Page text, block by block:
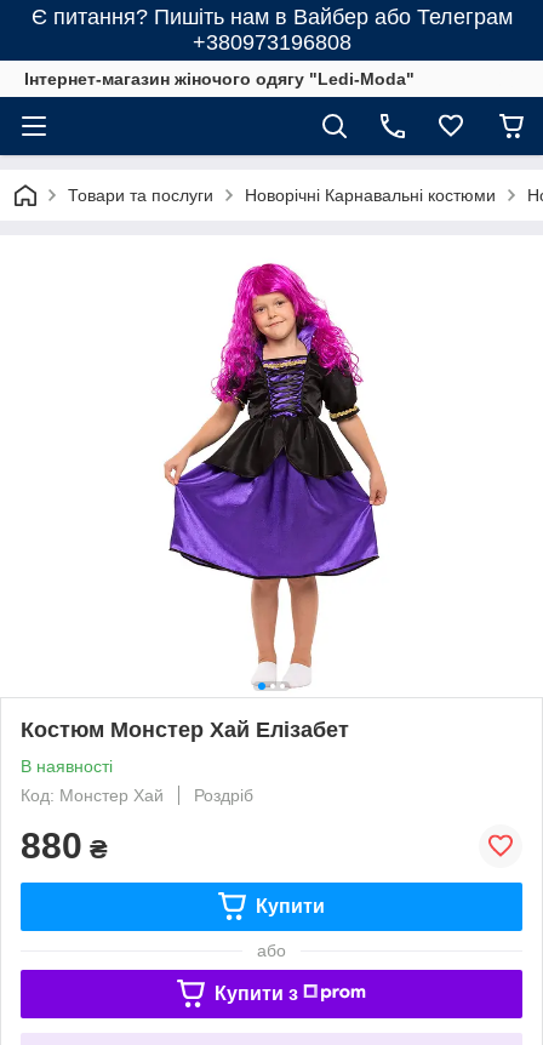
Є питання? Пишіть нам в Вайбер або Телеграм
+380973196808
Інтернет-магазин жіночого одягу "Ledi-Moda"
Товари та послуги Новорічні Карнавальні костюми
Костюм Монстер Хай Елізабет
В наявності
Код: Монстер Хай
Роздріб
880 ₴
Купити
або
Купити з